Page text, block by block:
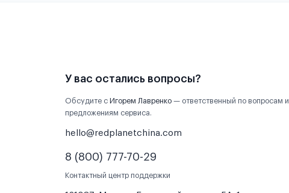
У вас остались вопросы?
Обсудите с Игорем Лавренко — ответственный по вопросам и
предложениям сервиса.
hello@redplanetchina.com
8 (800) 777-70-29
Контактный центр поддержки